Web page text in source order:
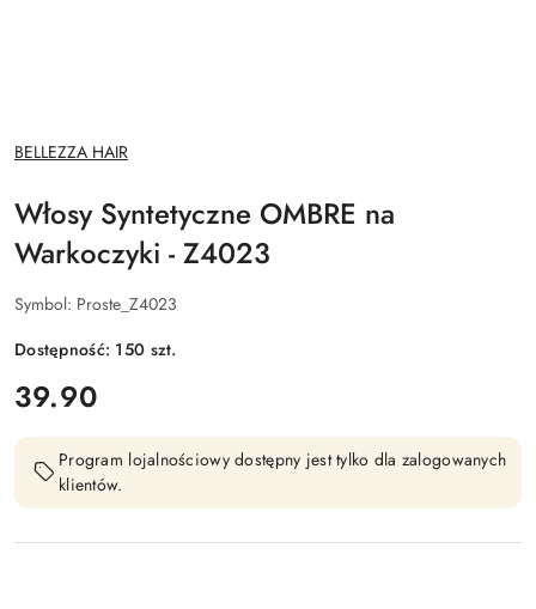
NAZWA
PRODUCENTA:
BELLEZZA HAIR
Włosy Syntetyczne OMBRE na
Warkoczyki - Z4023
Symbol: Proste_Z4023
Dostępność: 150 szt.
cena:
39.90
Program lojalnościowy dostępny jest tylko dla zalogowanych
klientów.